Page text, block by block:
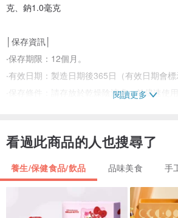
克、鈉1.0毫克
│保存資訊│
‧保存期限：12個月。
‧有效日期：製造日期後365日（有效日期會標
‧保存條件：請存放於乾燥陰涼處，並儘速使用
‧本產品「內容物」具「農藥殘留」及「重金
‧本產品使用之「包材」具原廠商提供之食品包
‧本產品投保產品責任險字號：國泰世紀產物
第07PD01613號。
閱讀更多
看過此商品的人也搜尋了
養生/保健食品/飲品 品味美食 手